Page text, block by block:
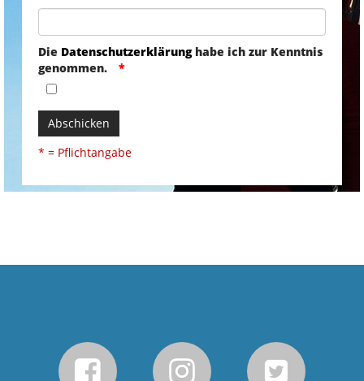
Die Datenschutzerklärunghabe ich zur Kenntnis
genommen.
Abschicken
* = Pflichtangabe